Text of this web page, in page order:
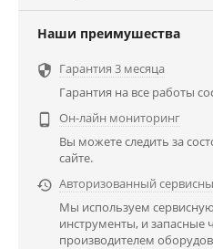
Наши преимушества
 Гарантия 3 месяца
Гарантия на все работы

Он-лайн мониторинг
Вы можете следить за
сайте.
 Авторизованный
Мы используем
инструменты, и запасные
производителем